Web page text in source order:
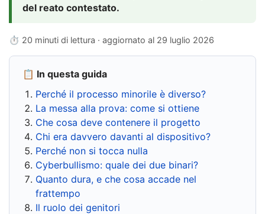
del reato contestato.
⏱ 20 minuti di lettura · aggiornato al 29 luglio 2026
📋 In questa guida
Perché il processo minorile è diverso?
La messa alla prova: come si ottiene
Che cosa deve contenere il progetto
Chi era davvero davanti al dispositivo?
Perché non si tocca nulla
Cyberbullismo: quale dei due binari?
Quanto dura, e che cosa accade nel
frattempo
Il ruolo dei genitori